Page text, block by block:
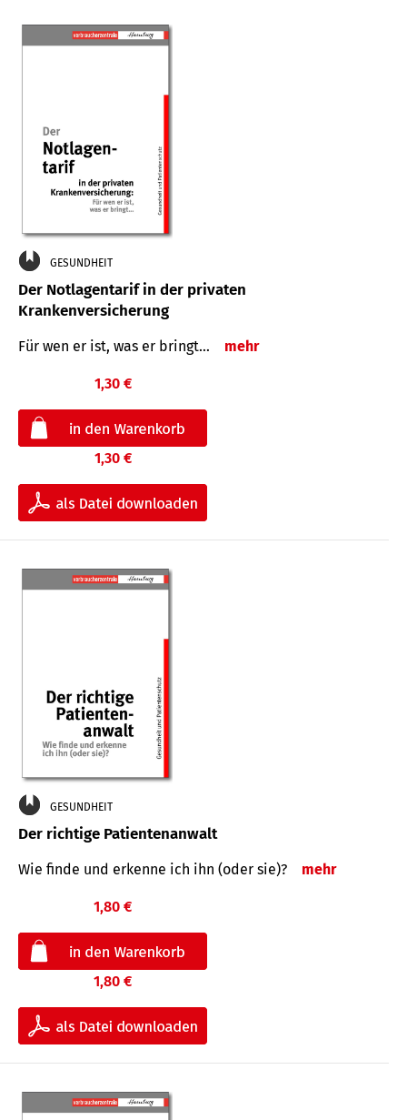
GESUNDHEIT
Der Notlagentarif in der privaten
Krankenversicherung
Für wen er ist, was er bringt… mehr
1,30 €
1,30 €
GESUNDHEIT
Der richtige Patientenanwalt
Wie finde und erkenne ich ihn (oder sie)? mehr
1,80 €
1,80 €